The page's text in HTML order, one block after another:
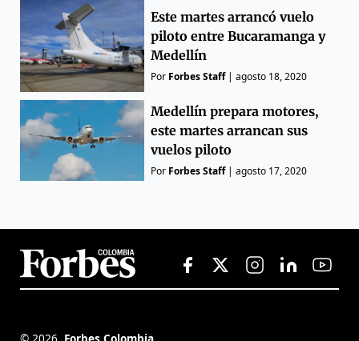
Este martes arrancó vuelo
piloto entre Bucaramanga y
Medellín
Por Forbes Staff|agosto 18, 2020
Medellín prepara motores,
este martes arrancan sus
vuelos piloto
Por Forbes Staff|agosto 17, 2020